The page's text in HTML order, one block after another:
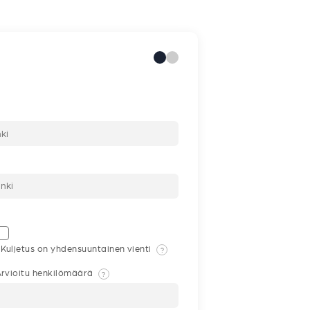
Kuljetus on yhdensuuntainen vienti ?
henkilömäärä ?